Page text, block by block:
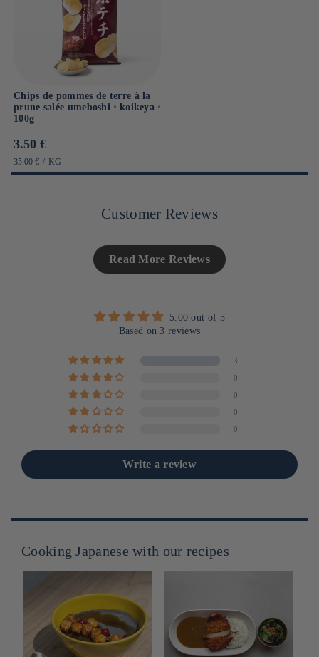
Chips de pommes de terre à la
prune salée umeboshi ⋅ koikeya ⋅
100g
Prix
habituel
3.50 €
PRIX
UNITAIRE
35.00 € / PAR
KG
Customer Reviews
Read More Reviews
5.00 out of 5
Based on 3 reviews
3
0
0
0
0
Write a review
Cooking Japanese with our recipes